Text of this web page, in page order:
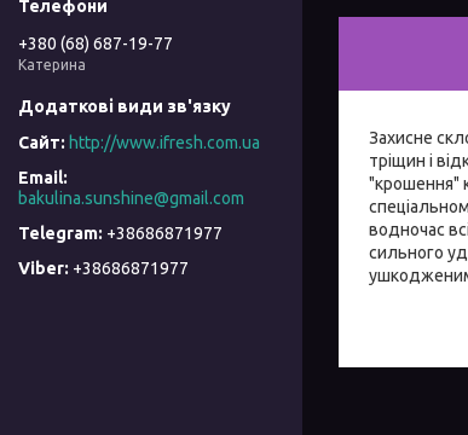
Захисне
тріщин і
"крошення"
водночас
сильного
+380 (68) 687-19-77
Катерина
http://www.ifresh.com.ua
bakulina.sunshine@gmail.com
+38686871977
+38686871977